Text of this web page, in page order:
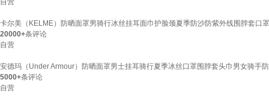
自营
卡尔美（KELME）防晒面罩男骑行冰丝挂耳面巾护脸颈夏季防沙防紫外线围脖套口
20000+条评论
自营
安德玛（Under Armour）防晒面罩男士挂耳骑行夏季冰丝口罩围脖套头巾男女骑手
5000+条评论
自营